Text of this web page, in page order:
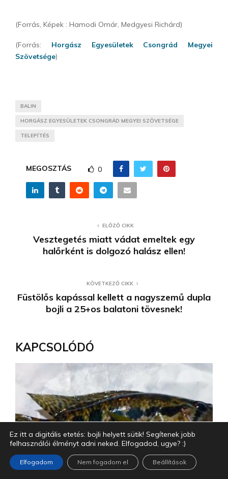
(Forrás, Képek : Hamodi Omár, Medgyesi Richárd)
(Forrás: Horgász Egyesületek Csongrád Megyei
Szövetsége)
BALIN
HORGÁSZ EGYESÜLETEK CSONGRÁD MEGYEI SZÖVETSÉGE
TELEPÍTÉS
MEGOSZTÁS 0
ELŐZŐ CIKK
Vesztegetés miatt vádat emeltek egy
halőrként is dolgozó halász ellen!
KÖVETKEZŐ CIKK
Füstölős kapással kellett a nagyszemű dupla
bojli a 25+os balatoni tövesnek!
KAPCSOLÓDÓ
Ez itt a digitális etetés: bojli helyett sütik! Segítenek jobb
felhasználói élményt adni neked. Elfogadod, ugye? :)
Elfogadom Nem fogadom el Beállítások